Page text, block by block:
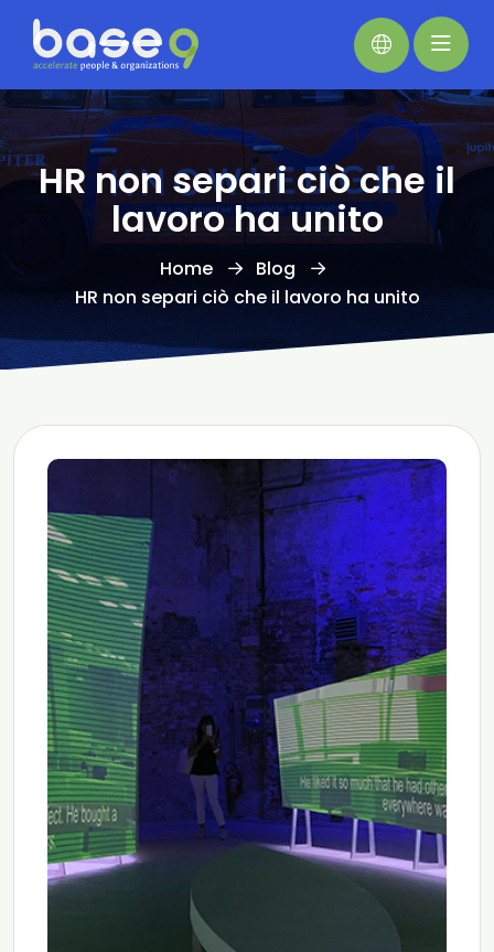
HR non separi ciò che il
lavoro ha unito
Home
Blog
HR non separi ciò che il lavoro ha unito